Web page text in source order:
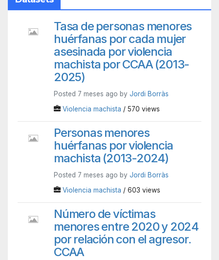
Tasa de personas menores
huérfanas por cada mujer
asesinada por violencia
machista por CCAA (2013-
2025)
Posted 7 meses ago by Jordi Borràs
Violencia machista / 570 views
Personas menores
huérfanas por violencia
machista (2013-2024)
Posted 7 meses ago by Jordi Borràs
Violencia machista / 603 views
Número de víctimas
menores entre 2020 y 2024
por relación con el agresor.
CCAA